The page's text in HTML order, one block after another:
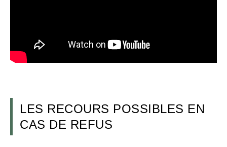
LES RECOURS POSSIBLES EN
CAS DE REFUS